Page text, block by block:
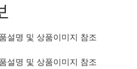
설명 및 상품이미지 참조
설명 및 상품이미지 참조